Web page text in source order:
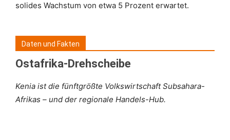
solides Wachstum von etwa 5 Prozent erwartet.
Daten und Fakten
Ostafrika-Drehscheibe
Kenia ist die fünftgrößte Volkswirtschaft Subsahara-
Afrikas – und der regionale Handels-Hub.